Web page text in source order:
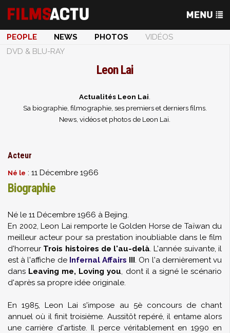
PEOPLE NEWS PHOTOS
VIDÉOS
DVD & BLU-RAY
Leon Lai
Actualités Leon Lai
Sa biographie, filmographie, ses premiers et derniers films.
News, vidéos et photos de Leon Lai.
Acteur
Né le : 11 Décembre 1966
Biographie
Né le 11 Décembre 1966 à Bejing.
En 2002, Leon Lai remporte le Golden Horse de Taïwan du
meilleur acteur pour sa prestation inoubliable dans le film
d'horreur Trois histoires de l'au-delà. L'année suivante, il
est à l'affiche de Infernal Affairs III. On l'a dernièrement vu
dans Leaving me, Loving you, dont il a signé le scénario
d'après sa propre idée originale.
En 1985, Leon Lai s'impose au 5è concours de chant
annuel où il finit troisième. Aussitôt repéré, il entame alors
une carrière d'artiste. Il perce véritablement en 1990 en